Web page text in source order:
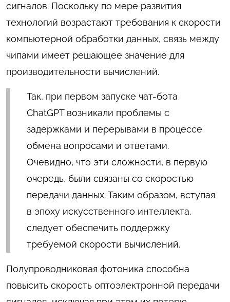
сигналов. Поскольку по мере развития
технологий возрастают требования к скорости
компьютерной обработки данных, связь между
чипами имеет решающее значение для
производительности вычислений.
Так, при первом запуске чат-бота
ChatGPT возникали проблемы с
задержками и перерывами в процессе
обмена вопросами и ответами.
Очевидно, что эти сложности, в первую
очередь, были связаны со скоростью
передачи данных. Таким образом, вступая
в эпоху искусственного интеллекта,
следует обеспечить поддержку
требуемой скорости вычислений.
Полупроводниковая фотоника способна
повысить скорость оптоэлектронной передачи